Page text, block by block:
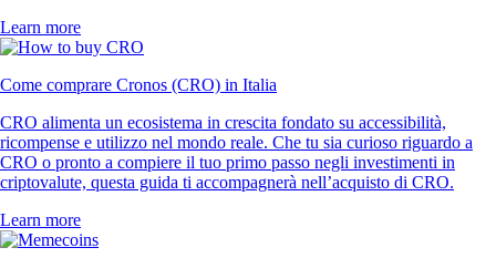
Learn more
Come comprare Cronos (CRO) in Italia
CRO alimenta un ecosistema in crescita fondato su accessibilità,
ricompense e utilizzo nel mondo reale. Che tu sia curioso riguardo a
CRO o pronto a compiere il tuo primo passo negli investimenti in
criptovalute, questa guida ti accompagnerà nell’acquisto di CRO.
Learn more